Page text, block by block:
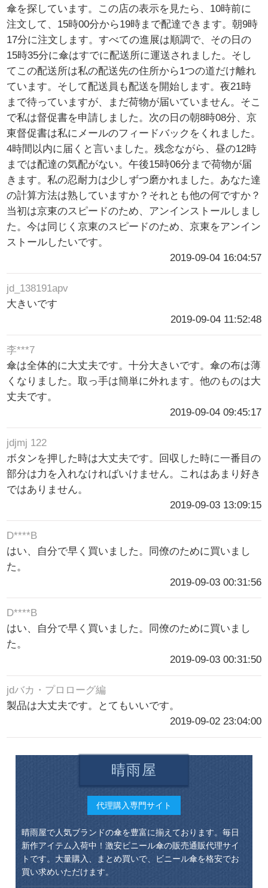
傘を探しています。この店の表示を見たら、10時前に
注文して、15時00分から19時まで配達できます。朝9時
17分に注文します。すべての進展は順調で、その日の
15時35分に傘はすでに配送所に運送されました。そし
てこの配送所は私の配送先の住所から1つの道だけ離れ
ています。そして配送員も配送を開始します。夜21時
まで待っていますが、まだ荷物が届いていません。そこ
で私は督促書を申請しました。次の日の朝8時08分、京
東督促書は私にメールのフィードバックをくれました。
4時間以内に届くと言いました。残念ながら、昼の12時
までは配達の気配がない。午後15時06分まで荷物が届
きます。私の忍耐力は少しずつ磨かれました。あなた達
の計算方法は熟していますか？それとも他の何ですか？
当初は京東のスピードのため、アンインストールしまし
た。今は同じく京東のスピードのため、京東をアンイン
ストールしたいです。
2019-09-04 16:04:57
jd_138191apv
大きいです
2019-09-04 11:52:48
李***7
傘は全体的に大丈夫です。十分大きいです。傘の布は薄
くなりました。取っ手は簡単に外れます。他のものは大
丈夫です。
2019-09-04 09:45:17
jdjmj 122
ボタンを押した時は大丈夫です。回収した時に一番目の
部分は力を入れなければいけません。これはあまり好き
ではありません。
2019-09-03 13:09:15
D****B
はい、自分で早く買いました。同僚のために買いまし
た。
2019-09-03 00:31:56
D****B
はい、自分で早く買いました。同僚のために買いまし
た。
2019-09-03 00:31:50
jdバカ・プロローグ編
製品は大丈夫です。とてもいいです。
2019-09-02 23:04:00
晴雨屋
代理購入専門サイト
晴雨屋で人気ブランドの傘を豊富に揃えております。毎日
新作アイテム入荷中！激安ビニール傘の販売通販代理サイ
トです。大量購入、まとめ買いで、ビニール傘を格安でお
買い求めいただけます。